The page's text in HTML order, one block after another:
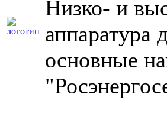
Низко- и
аппаратура
основные